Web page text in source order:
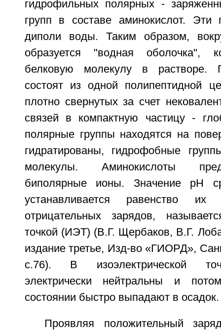
гидрофильных полярных -
групп в составе аминокислот. Эти
диполи воды. Таким образом,
образуется "водная оболочка",
белковую молекулу в растворе.
состоят из одной полипептидной
плотно свернутых за счет
связей в компактную частицу -
полярные группы находятся на
гидратированы, гидрофобные
молекулы. Аминокислоты
биполярные ионы. Значение pH
устанавливается равенство
отрицательных зарядов,
точкой (ИЭТ) (В.Г. Щербаков, В.Г.
издание третье, Изд-во «ГИОРД»,
с.76). В изоэлектрической
электрически нейтральны и
состоянии быстро выпадают в осадок.
Проявляя положительный